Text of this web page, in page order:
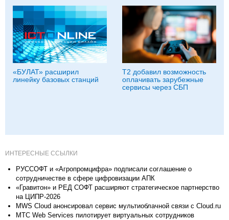
«БУЛАТ» расширил
линейку базовых станций
Т2 добавил возможность
оплачивать зарубежные
сервисы через СБП
ИНТЕРЕСНЫЕ ССЫЛКИ
РУССОФТ и «Агропромцифра» подписали соглашение о
сотрудничестве в сфере цифровизации АПК
«Гравитон» и РЕД СОФТ расширяют стратегическое партнерство
на ЦИПР-2026
MWS Cloud анонсировал сервис мультиоблачной связи c Cloud.ru
МТС Web Services пилотирует виртуальных сотрудников